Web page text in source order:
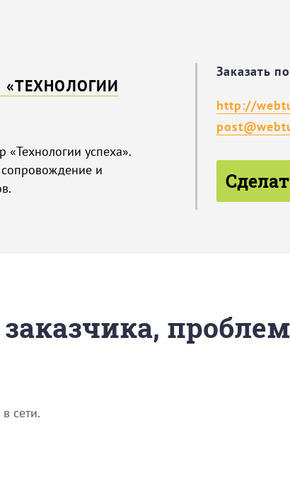
«ТЕХНОЛОГИИ
«Технологии успеха».
сопровождение и
Заказать
http://
сети.